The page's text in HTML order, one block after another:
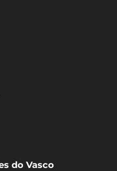
do Vasco